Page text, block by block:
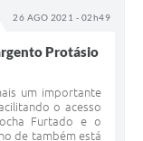
26 AGO 2021 - 02h49
Protásio
um importante
o acesso
Furtado e o
de também está